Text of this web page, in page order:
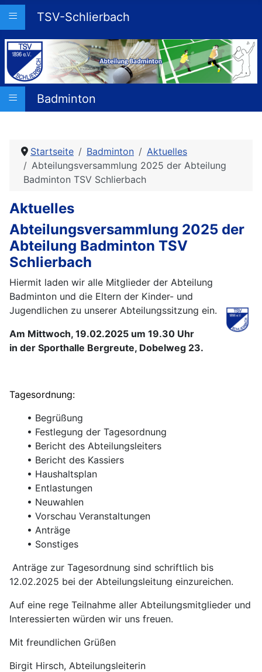
TSV-Schlierbach
≡
Badminton
≡
Startseite Badminton
Aktuelles
Abteilungsversammlung 2025 der Abteilung
Badminton TSV Schlierbach
Aktuelles
Abteilungsversammlung 2025 der
Abteilung Badminton TSV
Schlierbach
Hiermit laden wir alle Mitglieder der Abteilung
Badminton und die Eltern der Kinder- und
Jugendlichen zu unserer Abteilungssitzung ein.
Am Mittwoch, 19.02.2025 um 19.30 Uhr
in der Sporthalle Bergreute, Dobelweg 23.
Tagesordnung:
• Begrüßung
• Festlegung der Tagesordnung
• Bericht des Abteilungsleiters
• Bericht des Kassiers
• Haushaltsplan
• Entlastungen
• Neuwahlen
• Vorschau Veranstaltungen
• Anträge
• Sonstiges
Anträge zur Tagesordnung sind schriftlich bis
12.02.2025 bei der Abteilungsleitung einzureichen.
Auf eine rege Teilnahme aller Abteilungsmitglieder und
Interessierten würden wir uns freuen.
Mit freundlichen Grüßen
Birgit Hirsch, Abteilungsleiterin